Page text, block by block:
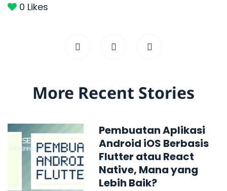
0 Likes
More Recent Stories
Pembuatan Aplikasi
Android iOS Berbasis
Flutter atau React
Native, Mana yang
Lebih Baik?